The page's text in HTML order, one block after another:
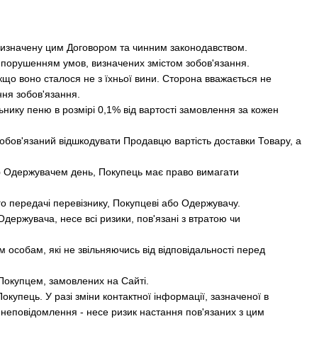
цим Договором та чинним законодавством.
умов, визначених змістом зобов'язання.
воно сталося не з їхньої вини. Сторона вважається не
зобов'язання.
пеню в розмірі 0,1% від вартості замовлення за кожен
відшкодувати Продавцю вартість доставки Товару, а
день, Покупець має право вимагати
перевізнику, Покупцеві або Одержувачу.
несе всі ризики, пов'язані з втратою чи
які не звільняючись від відповідальності перед
замовлених на Сайті.
У разі зміни контактної інформації, зазначеної в
- несе ризик настання пов'язаних з цим